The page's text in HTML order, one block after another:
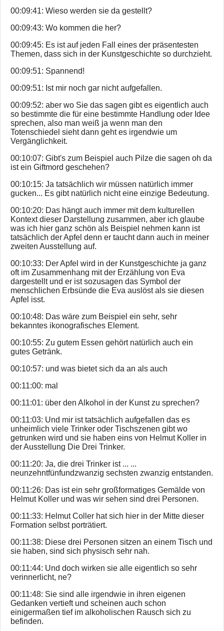
00:09:41: Wieso werden sie da gestellt?
00:09:43: Wo kommen die her?
00:09:45: Es ist auf jeden Fall eines der präsentesten
Themen, dass sich in der Kunstgeschichte so durchzieht.
00:09:51: Spannend!
00:09:51: Ist mir noch gar nicht aufgefallen.
00:09:52: aber wo Sie das sagen gibt es eigentlich auch
so bestimmte die für eine bestimmte Handlung oder Idee
sprechen, also man weiß ja wenn man den
Totenschiedel sieht dann geht es irgendwie um
Vergänglichkeit.
00:10:07: Gibt's zum Beispiel auch Pilze die sagen oh da
ist ein Giftmord geschehen?
00:10:15: Ja tatsächlich wir müssen natürlich immer
gucken... Es gibt natürlich nicht eine einzige Bedeutung.
00:10:20: Das hängt auch immer mit dem kulturellen
Kontext dieser Darstellung zusammen, aber ich glaube
was ich hier ganz schön als Beispiel nehmen kann ist
tatsächlich der Apfel denn er taucht dann auch in meiner
zweiten Ausstellung auf.
00:10:33: Der Apfel wird in der Kunstgeschichte ja ganz
oft im Zusammenhang mit der Erzählung von Eva
dargestellt und er ist sozusagen das Symbol der
menschlichen Erbsünde die Eva auslöst als sie diesen
Apfel isst.
00:10:48: Das wäre zum Beispiel ein sehr, sehr
bekanntes ikonografisches Element.
00:10:55: Zu gutem Essen gehört natürlich auch ein
gutes Getränk.
00:10:57: und was bietet sich da an als auch
00:11:00: mal
00:11:01: über den Alkohol in der Kunst zu sprechen?
00:11:03: Und mir ist tatsächlich aufgefallen das es
unheimlich viele Trinker oder Tischszenen gibt wo
getrunken wird und sie haben eins von Helmut Koller in
der Ausstellung Die Drei Trinker.
00:11:20: Ja, die drei Trinker ist ... ...
neunzehntfünfundzwanzig sechsten zwanzig entstanden.
00:11:26: Das ist ein sehr großformatiges Gemälde von
Helmut Koller und was wir sehen sind drei Personen.
00:11:33: Helmut Coller hat sich hier in der Mitte dieser
Formation selbst porträtiert.
00:11:38: Diese drei Personen sitzen an einem Tisch und
sie haben, sind sich physisch sehr nah.
00:11:44: Und doch wirken sie alle eigentlich so sehr
verinnerlicht, ne?
00:11:48: Sie sind alle irgendwie in ihren eigenen
Gedanken vertieft und scheinen auch schon
einigermaßen tief im alkoholischen Rausch sich zu
befinden.